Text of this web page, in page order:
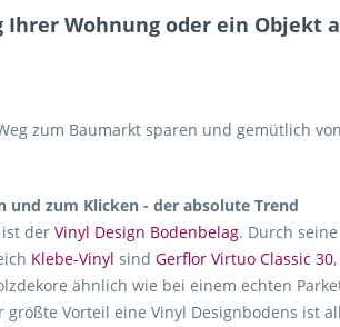
Ihrer Wohnung oder ein
zum Baumarkt sparen und gemütlich
und zum Klicken - der absolute Trend
der Vinyl Design Bodenbelag. Durch
Klebe-Vinyl sind Gerflor Virtuo Classic 30,
ähnlich wie bei einem echten
größte Vorteil eine Vinyl Designbodens ist